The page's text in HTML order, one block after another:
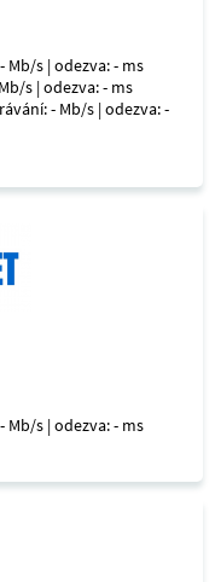
Mb/s | odezva: - ms
s | odezva: - ms
- Mb/s | odezva: -
Mb/s | odezva: - ms